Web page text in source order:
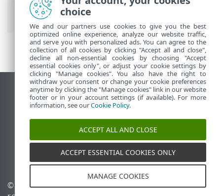
更多>访问权限>
查看桌面站点
End of Life
ESET 知识库
ESET Status Portal
© 1992 - 2026 ESET, spol. s
管理 Cookie
choice
We and our partners use cookies to give you the best
optimized online experience, analyze our website traffic,
and serve you with personalized ads. You can agree to the
collection of all cookies by clicking "Accept all and close",
decline all non-essential cookies by choosing "Accept
essential cookies only", or adjust your cookie settings by
clicking "Manage cookies". You also have the right to
withdraw your consent or change your cookie preferences
anytime by clicking the "Manage cookies" link in our website
footer or in your account settings (if available). For more
information, see ourCookie Policy.
ACCEPT ALL AND CLOSE
ACCEPT ESSENTIAL COOKIES ONLY
MANAGE COOKIES